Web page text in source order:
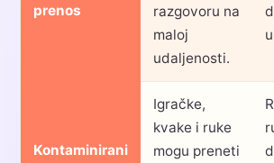
prenos
razgovoru na
maloj
udaljenosti.
Kontaminirani
Igračke,
kvake i ruke
mogu preneti